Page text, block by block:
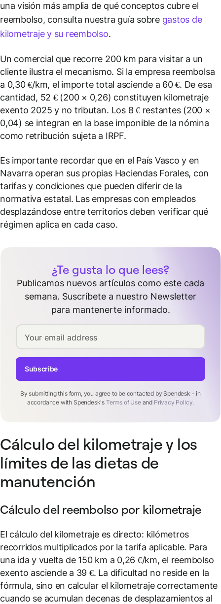
una visión más amplia de qué conceptos cubre el
reembolso, consulta nuestra guía sobre gastos de
kilometraje y su reembolso.
Un comercial que recorre 200 km para visitar a un
cliente ilustra el mecanismo. Si la empresa reembolsa
a 0,30 €/km, el importe total asciende a 60 €. De esa
cantidad, 52 € (200 × 0,26) constituyen kilometraje
exento 2025 y no tributan. Los 8 € restantes (200 ×
0,04) se integran en la base imponible de la nómina
como retribución sujeta a IRPF.
Es importante recordar que en el País Vasco y en
Navarra operan sus propias Haciendas Forales, con
tarifas y condiciones que pueden diferir de la
normativa estatal. Las empresas con empleados
desplazándose entre territorios deben verificar qué
régimen aplica en cada caso.
¿Te gusta lo que lees?
Publicamos nuevos artículos como este cada
semana. Suscríbete a nuestro Newsletter
para mantenerte informado.
Your email address
By submitting this form, you agree to be contacted by Spendesk - in
accordance with Spendesk's Terms of Useand Privacy Policy.
Subscribe
Cálculo del kilometraje y los
límites de las dietas de
manutención
Cálculo del reembolso por kilometraje
El cálculo del kilometraje es directo: kilómetros
recorridos multiplicados por la tarifa aplicable. Para
una ida y vuelta de 150 km a 0,26 €/km, el reembolso
exento asciende a 39 €. La dificultad no reside en la
fórmula, sino en calcular el kilometraje correctamente
cuando se acumulan decenas de desplazamientos al